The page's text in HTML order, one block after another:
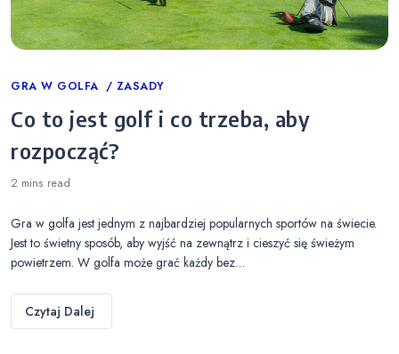
Categories
GRA W GOLFA ZASADY
Co to jest golf i co trzeba, aby
rozpocząć?
2 mins read
Gra w golfa jest jednym z najbardziej popularnych sportów na świecie.
Jest to świetny sposób, aby wyjść na zewnątrz i cieszyć się świeżym
powietrzem. W golfa może grać każdy bez…
Czytaj Dalej